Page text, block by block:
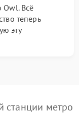
Owl. Всё
теперь
эту
метро